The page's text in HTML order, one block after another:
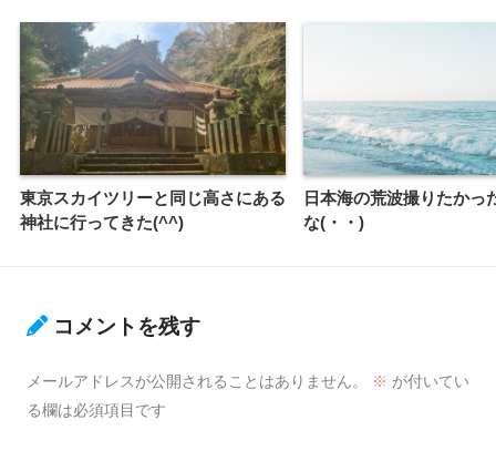
東京スカイツリーと同じ高さにある
神社に行ってきた(^^)
日本海の荒波撮りたかっ
な(・・)
コメントを残す
メールアドレスが公開されることはありません。 ※ が付いてい
る欄は必須項目です